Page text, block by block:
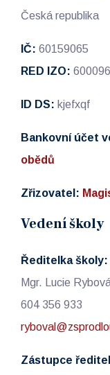
Česká republika
IČ: 60159065
RED IZO:
ID DS: kjefxqf
Bankovní účet
obědů
Zřizovatel:
Vedení školy
Ředitelka školy:
Mgr. Lucie
604 356 933
Zástupce